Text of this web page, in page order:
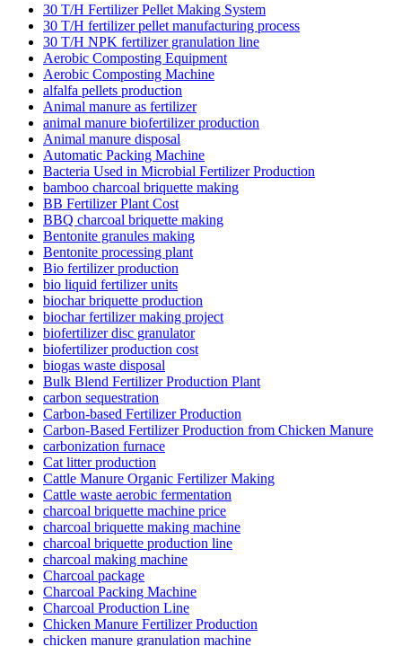
30 T/H Fertilizer Pellet Making System
30 T/H fertilizer pellet manufacturing process
30 T/H NPK fertilizer granulation line
Aerobic Composting Equipment
Aerobic Composting Machine
alfalfa pellets production
Animal manure as fertilizer
animal manure biofertilizer production
Animal manure disposal
Automatic Packing Machine
Bacteria Used in Microbial Fertilizer Production
bamboo charcoal briquette making
BB Fertilizer Plant Cost
BBQ charcoal briquette making
Bentonite granules making
Bentonite processing plant
Bio fertilizer production
bio liquid fertilizer units
biochar briquette production
biochar fertilizer making project
biofertilizer disc granulator
biofertilizer production cost
biogas waste disposal
Bulk Blend Fertilizer Production Plant
carbon sequestration
Carbon-based Fertilizer Production
Carbon-Based Fertilizer Production from Chicken Manure
carbonization furnace
Cat litter production
Cattle Manure Organic Fertilizer Making
Cattle waste aerobic fermentation
charcoal briquette machine price
charcoal briquette making machine
charcoal briquette production line
charcoal making machine
Charcoal package
Charcoal Packing Machine
Charcoal Production Line
Chicken Manure Fertilizer Production
chicken manure granulation machine